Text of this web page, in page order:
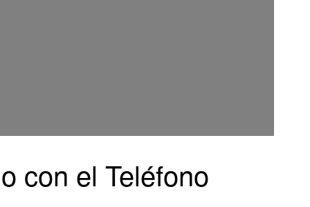
con el Teléfono